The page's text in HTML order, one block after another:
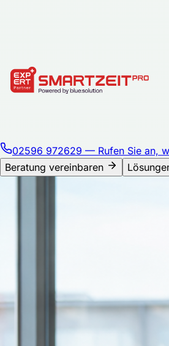
02596 972629 — Rufen Sie an,
Beratung vereinbaren